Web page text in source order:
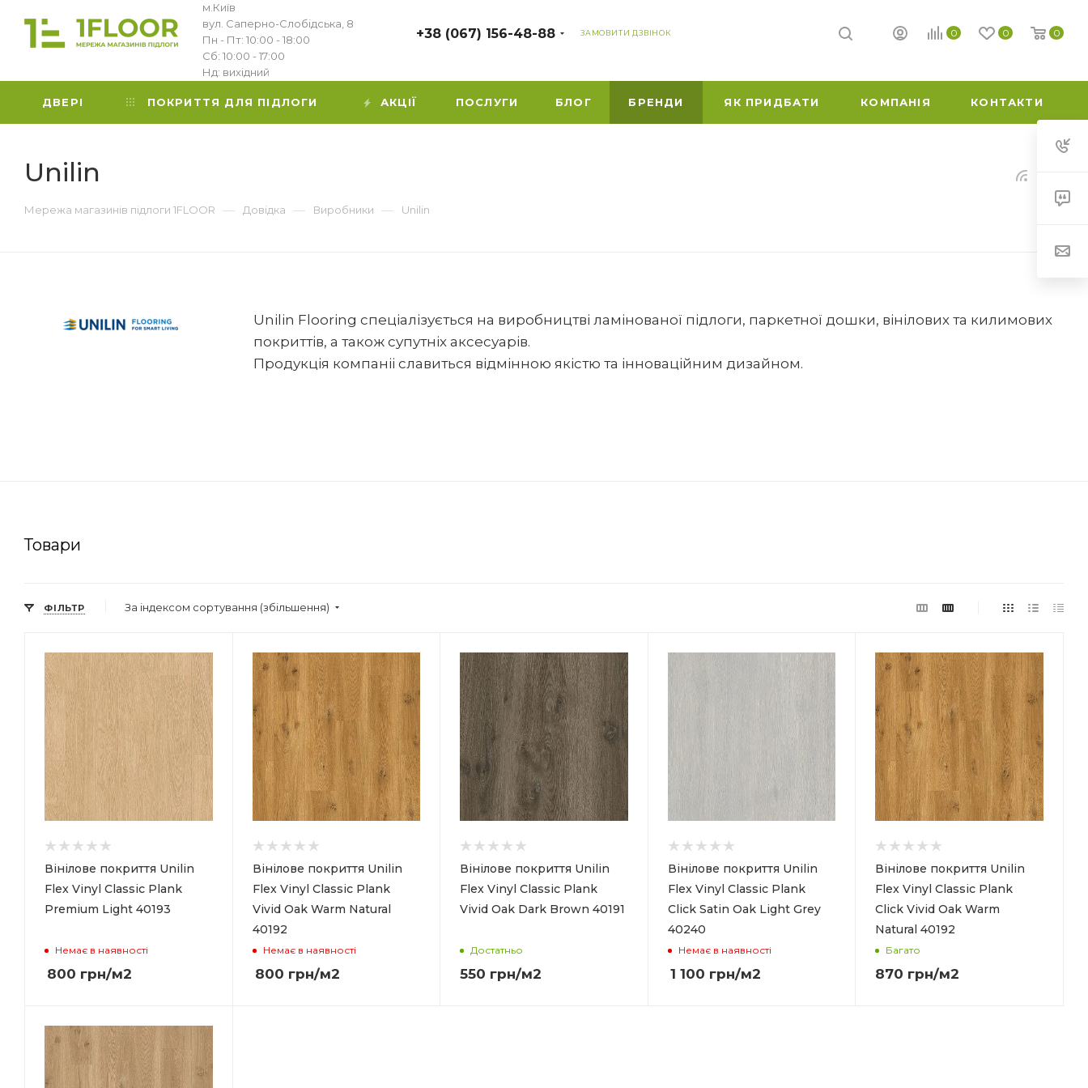
м.Київ
вул. Саперно-Слобідська, 8
Пн - Пт: 10:00 - 18:00
Сб: 10:00 - 17:00
Нд: вихідний
+38 (067) 156-48-88 ЗАМОВИТИ ДЗВІНОК 0 0 0
ДВЕРІ ПОКРИТТЯ ДЛЯ ПІДЛОГИ АКЦІЇ ПОСЛУГИ БЛОГ БРЕНДИ ЯК ПРИДБАТИ КОМПАНІЯ КОНТАКТИ
Unilin
Мережа магазинів підлоги 1FLOOR — Довідка — Виробники — Unilin
Unilin Flooring спеціалізується на виробництві ламінованої підлоги, паркетної дошки, вінілових та килимових
покриттів, а також супутніх аксесуарів.
Продукція компаніі славиться відмінною якістю та інноваційним дизайном.
Товари
ФІЛЬТР За індексом сортування (збільшення)
Вінілове покриття Unilin
Flex Vinyl Classic Plank
Premium Light 40193
Немає в наявності
800 грн/м2
Мінімальна ціна
800.00
Максимальна ціна
800.00
Вінілове покриття Unilin
Flex Vinyl Classic Plank
Vivid Oak Warm Natural
40192
Немає в наявності
800 грн/м2
Мінімальна ціна
800.00
Максимальна ціна
800.00
Вінілове покриття Unilin
Flex Vinyl Classic Plank
Vivid Oak Dark Brown 40191
Достатньо
550 грн/м2
Мінімальна ціна
1100.00
Максимальна ціна
1100.00
Вінілове покриття Unilin
Flex Vinyl Classic Plank
Click Satin Oak Light Grey
40240
Немає в наявності
1 100 грн/м2
1100.00
Максимальна ціна
1100.00
Вінілове покриття Unilin
Flex Vinyl Classic Plank
Click Vivid Oak Warm
Natural 40192
Багато
870 грн/м2